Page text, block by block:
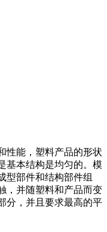
性能，塑料产品的形状
基本结构是均匀的。模
型部件和结构部件组
，并随塑料和产品而变
分，并且要求最高的平